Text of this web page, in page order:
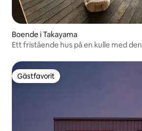
Boende i Takayama
Ett fristående hus på en kulle med
personer
Gästfavorit
Gästfavorit